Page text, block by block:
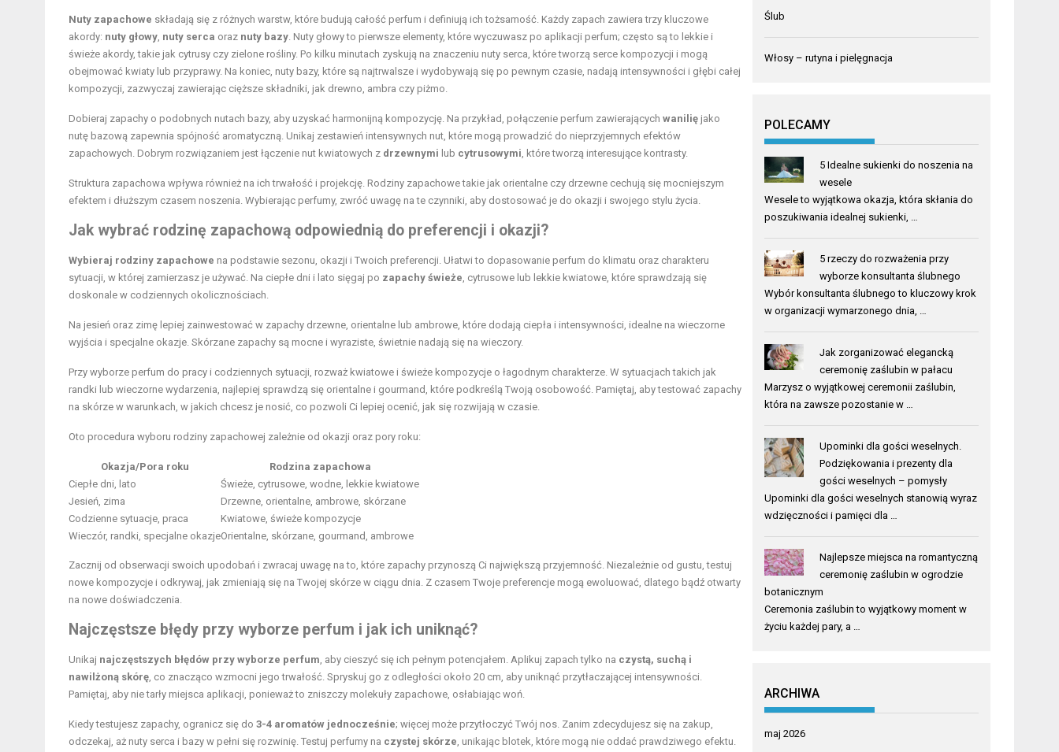
Nuty zapachowe składają się z różnych warstw, które budują całość perfum i definiują ich tożsamość. Każdy zapach zawiera trzy kluczowe
akordy: nuty głowy, nuty serca oraz nuty bazy. Nuty głowy to pierwsze elementy, które wyczuwasz po aplikacji perfum; często są to lekkie i
świeże akordy, takie jak cytrusy czy zielone rośliny. Po kilku minutach zyskują na znaczeniu nuty serca, które tworzą serce kompozycji i mogą
obejmować kwiaty lub przyprawy. Na koniec, nuty bazy, które są najtrwalsze i wydobywają się po pewnym czasie, nadają intensywności i głębi całej
kompozycji, zazwyczaj zawierając cięższe składniki, jak drewno, ambra czy piżmo.
Dobieraj zapachy o podobnych nutach bazy, aby uzyskać harmonijną kompozycję. Na przykład, połączenie perfum zawierających wanilię jako
nutę bazową zapewnia spójność aromatyczną. Unikaj zestawień intensywnych nut, które mogą prowadzić do nieprzyjemnych efektów
zapachowych. Dobrym rozwiązaniem jest łączenie nut kwiatowych z drzewnymi lub cytrusowymi, które tworzą interesujące kontrasty.
Struktura zapachowa wpływa również na ich trwałość i projekcję. Rodziny zapachowe takie jak orientalne czy drzewne cechują się mocniejszym
efektem i dłuższym czasem noszenia. Wybierając perfumy, zwróć uwagę na te czynniki, aby dostosować je do okazji i swojego stylu życia.
Jak wybrać rodzinę zapachową odpowiednią do preferencji i okazji?
Wybieraj rodziny zapachowe na podstawie sezonu, okazji i Twoich preferencji. Ułatwi to dopasowanie perfum do klimatu oraz charakteru
sytuacji, w której zamierzasz je używać. Na ciepłe dni i lato sięgaj po zapachy świeże, cytrusowe lub lekkie kwiatowe, które sprawdzają się
doskonale w codziennych okolicznościach.
Na jesień oraz zimę lepiej zainwestować w zapachy drzewne, orientalne lub ambrowe, które dodają ciepła i intensywności, idealne na wieczorne
wyjścia i specjalne okazje. Skórzane zapachy są mocne i wyraziste, świetnie nadają się na wieczory.
Przy wyborze perfum do pracy i codziennych sytuacji, rozważ kwiatowe i świeże kompozycje o łagodnym charakterze. W sytuacjach takich jak
randki lub wieczorne wydarzenia, najlepiej sprawdzą się orientalne i gourmand, które podkreślą Twoją osobowość. Pamiętaj, aby testować zapachy
na skórze w warunkach, w jakich chcesz je nosić, co pozwoli Ci lepiej ocenić, jak się rozwijają w czasie.
Oto procedura wyboru rodziny zapachowej zależnie od okazji oraz pory roku:
Okazja/Pora roku
Rodzina zapachowa
Ciepłe dni, lato
Świeże, cytrusowe, wodne, lekkie kwiatowe
Jesień, zima
Drzewne, orientalne, ambrowe, skórzane
Codzienne sytuacje, praca
Kwiatowe, świeże kompozycje
Wieczór, randki, specjalne okazjeOrientalne, skórzane, gourmand, ambrowe
Zacznij od obserwacji swoich upodobań i zwracaj uwagę na to, które zapachy przynoszą Ci największą przyjemność. Niezależnie od gustu, testuj
nowe kompozycje i odkrywaj, jak zmieniają się na Twojej skórze w ciągu dnia. Z czasem Twoje preferencje mogą ewoluować, dlatego bądź otwarty
na nowe doświadczenia.
Najczęstsze błędy przy wyborze perfum i jak ich uniknąć?
Unikaj najczęstszych błędów przy wyborze perfum, aby cieszyć się ich pełnym potencjałem. Aplikuj zapach tylko na czystą, suchą i
nawilżoną skórę, co znacząco wzmocni jego trwałość. Spryskuj go z odległości około 20 cm, aby uniknąć przytłaczającej intensywności.
Pamiętaj, aby nie tarły miejsca aplikacji, ponieważ to zniszczy molekuły zapachowe, osłabiając woń.
Kiedy testujesz zapachy, ogranicz się do 3-4 aromatów jednocześnie; więcej może przytłoczyć Twój nos. Zanim zdecydujesz się na zakup,
odczekaj, aż nuty serca i bazy w pełni się rozwinię. Testuj perfumy na czystej skórze, unikając blotek, które mogą nie oddać prawdziwego efektu.
Ślub
Włosy – rutyna i pielęgnacja
POLECAMY
5 Idealne sukienki do noszenia na
wesele
Wesele to wyjątkowa okazja, która skłania do
poszukiwania idealnej sukienki, …
5 rzeczy do rozważenia przy
wyborze konsultanta ślubnego
Wybór konsultanta ślubnego to kluczowy krok
w organizacji wymarzonego dnia, …
Jak zorganizować elegancką
ceremonię zaślubin w pałacu
Marzysz o wyjątkowej ceremonii zaślubin,
która na zawsze pozostanie w …
Upominki dla gości weselnych.
Podziękowania i prezenty dla
gości weselnych – pomysły
Upominki dla gości weselnych stanowią wyraz
wdzięczności i pamięci dla …
Najlepsze miejsca na romantyczną
ceremonię zaślubin w ogrodzie
botanicznym
Ceremonia zaślubin to wyjątkowy moment w
życiu każdej pary, a …
ARCHIWA
maj 2026